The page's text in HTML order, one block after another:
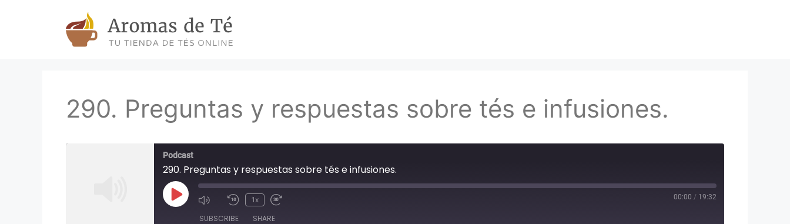
290. Preguntas y respuestas sobre tés e infusiones.
Podcast
290. Preguntas y respuestas sobre tés e infusiones.
Play
Episode
1x 00:00 / 19:32
SUBSCRIBE SHARE